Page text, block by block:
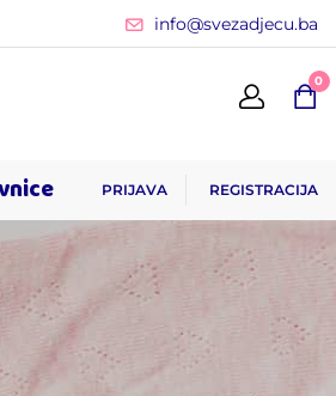
info@svezadjecu.ba
0
PRIJAVA REGISTRACIJA